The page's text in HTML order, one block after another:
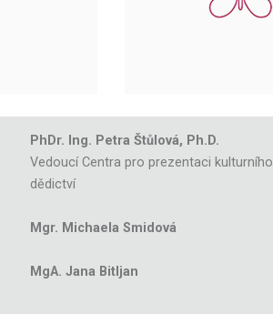
PhDr. Ing. Petra Štůlová, Ph.D.
Vedoucí Centra pro prezentaci kulturního
dědictví
Mgr. Michaela Smidová
MgA. Jana Bitljan